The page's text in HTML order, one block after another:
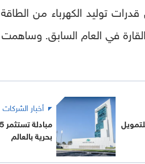
في العام السابق.
أخبار الشركات
بحرية بالعالم